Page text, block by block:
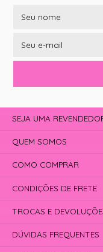
SEJA UMA
QUEM SOMOS
COMO COMPRAR
CONDIÇÕES DE FRETE
TROCAS E
DÚVIDAS FREQUENTES